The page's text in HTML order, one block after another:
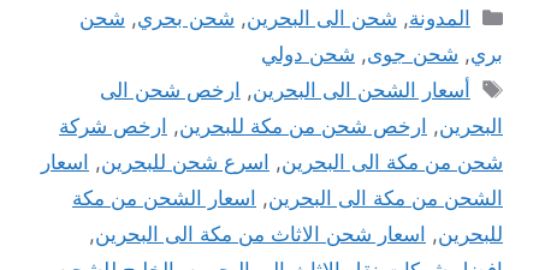
التصنيفات
المدونة, شحن الى البحرين, شحن بحري, شحن
بري, شحن جوى, شحن دولي
الوسوم
أسعار الشحن الى البحرين, ارخص شحن الى
البحرين, ارخص شحن من مكة للبحرين, ارخص شركة
شحن من مكة الى البحرين, اسرع شحن للبحرين, اسعار
الشحن من مكة الى البحرين, اسعار الشحن من مكة
للبحرين, اسعار شحن الاثاث من مكة الى البحرين,